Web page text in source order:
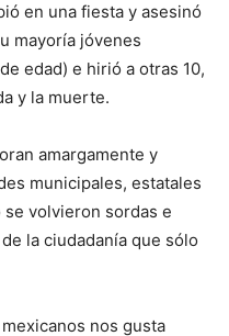
en una fiesta y asesinó
mayoría jóvenes
edad) e hirió a otras 10,
y la muerte.
amargamente y
municipales, estatales
volvieron sordas e
la ciudadanía que sólo
nos gusta